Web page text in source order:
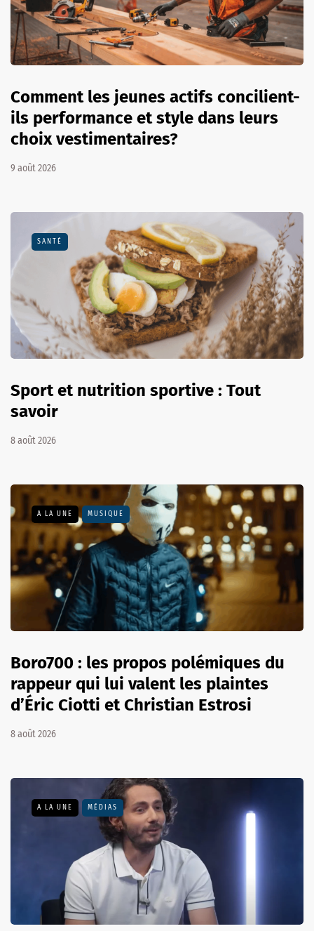
Comment les jeunes actifs concilient-
ils performance et style dans leurs
choix vestimentaires?
9 août 2026
SANTÉ
Sport et nutrition sportive : Tout
savoir
8 août 2026
A LA UNE MUSIQUE
Boro700 : les propos polémiques du
rappeur qui lui valent les plaintes
d’Éric Ciotti et Christian Estrosi
8 août 2026
A LA UNE MÉDIAS